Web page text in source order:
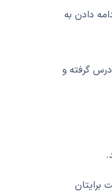
دادن به
درس گرفته و